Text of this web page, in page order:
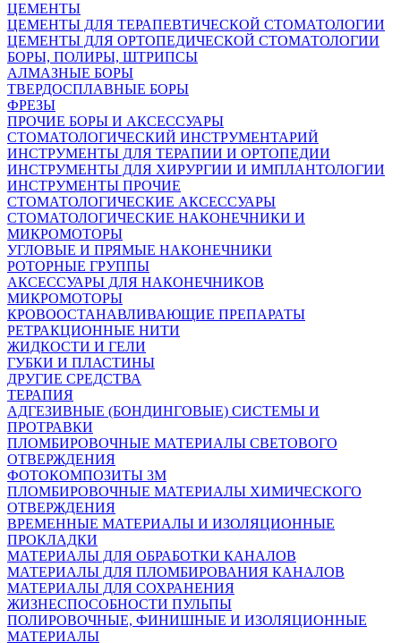
ЦЕМЕНТЫ
ЦЕМЕНТЫ ДЛЯ ТЕРАПЕВТИЧЕСКОЙ СТОМАТОЛОГИИ
ЦЕМЕНТЫ ДЛЯ ОРТОПЕДИЧЕСКОЙ СТОМАТОЛОГИИ
БОРЫ, ПОЛИРЫ, ШТРИПСЫ
АЛМАЗНЫЕ БОРЫ
ТВЕРДОСПЛАВНЫЕ БОРЫ
ФРЕЗЫ
ПРОЧИЕ БОРЫ И АКСЕССУАРЫ
СТОМАТОЛОГИЧЕСКИЙ ИНСТРУМЕНТАРИЙ
ИНСТРУМЕНТЫ ДЛЯ ТЕРАПИИ И ОРТОПЕДИИ
ИНСТРУМЕНТЫ ДЛЯ ХИРУРГИИ И ИМПЛАНТОЛОГИИ
ИНСТРУМЕНТЫ ПРОЧИЕ
СТОМАТОЛОГИЧЕСКИЕ АКСЕССУАРЫ
СТОМАТОЛОГИЧЕСКИЕ НАКОНЕЧНИКИ И
МИКРОМОТОРЫ
УГЛОВЫЕ И ПРЯМЫЕ НАКОНЕЧНИКИ
РОТОРНЫЕ ГРУППЫ
АКСЕССУАРЫ ДЛЯ НАКОНЕЧНИКОВ
МИКРОМОТОРЫ
КРОВООСТАНАВЛИВАЮЩИЕ ПРЕПАРАТЫ
РЕТРАКЦИОННЫЕ НИТИ
ЖИДКОСТИ И ГЕЛИ
ГУБКИ И ПЛАСТИНЫ
ДРУГИЕ СРЕДСТВА
ТЕРАПИЯ
АДГЕЗИВНЫЕ (БОНДИНГОВЫЕ) СИСТЕМЫ И
ПРОТРАВКИ
ПЛОМБИРОВОЧНЫЕ МАТЕРИАЛЫ СВЕТОВОГО
ОТВЕРЖДЕНИЯ
ФОТОКОМПОЗИТЫ 3М
ПЛОМБИРОВОЧНЫЕ МАТЕРИАЛЫ ХИМИЧЕСКОГО
ОТВЕРЖДЕНИЯ
ВРЕМЕННЫЕ МАТЕРИАЛЫ И ИЗОЛЯЦИОННЫЕ
ПРОКЛАДКИ
МАТЕРИАЛЫ ДЛЯ ОБРАБОТКИ КАНАЛОВ
МАТЕРИАЛЫ ДЛЯ ПЛОМБИРОВАНИЯ КАНАЛОВ
МАТЕРИАЛЫ ДЛЯ СОХРАНЕНИЯ
ЖИЗНЕСПОСОБНОСТИ ПУЛЬПЫ
ПОЛИРОВОЧНЫЕ, ФИНИШНЫЕ И ИЗОЛЯЦИОННЫЕ
МАТЕРИАЛЫ